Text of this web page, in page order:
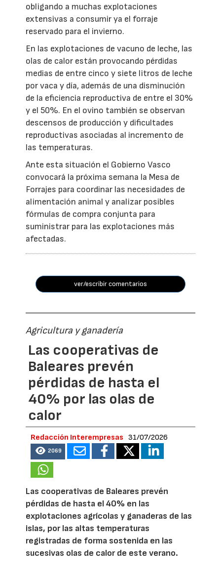
obligando a muchas explotaciones
extensivas a consumir ya el forraje
reservado para el invierno.
En las explotaciones de vacuno de leche, las
olas de calor están provocando pérdidas
medias de entre cinco y siete litros de leche
por vaca y día, además de una disminución
de la eficiencia reproductiva de entre el 30%
y el 50%. En el ovino también se observan
descensos de producción y dificultades
reproductivas asociadas al incremento de
las temperaturas.
Ante esta situación el Gobierno Vasco
convocará la próxima semana la Mesa de
Forrajes para coordinar las necesidades de
alimentación animal y analizar posibles
fórmulas de compra conjunta para
suministrar para las explotaciones más
afectadas.
ver/escribir comentarios
Agricultura y ganadería
Las cooperativas de
Baleares prevén
pérdidas de hasta el
40% por las olas de
calor
Redacción Interempresas 31/07/2026
2069
Las cooperativas de Baleares prevén
pérdidas de hasta el 40% en las
explotaciones agrícolas y ganaderas de las
islas, por las altas temperaturas
registradas de forma sostenida en las
sucesivas olas de calor de este verano.